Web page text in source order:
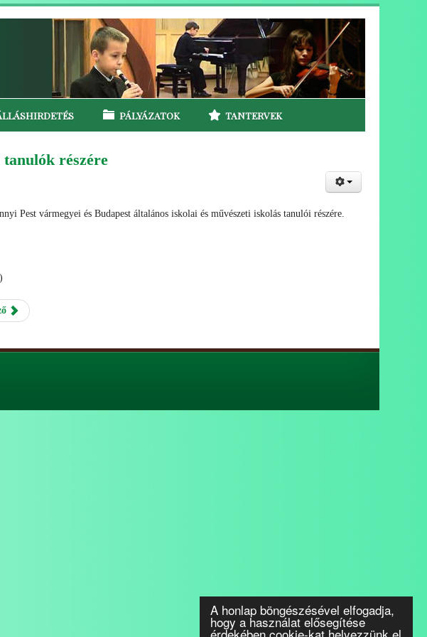
A honlap böngészésével elfogadja,
hogy a használat elősegítése
PÁLYÁZATOK TANTERVEK
tanulók részére
Pest vármegyei és Budapest általános iskolai és művészeti iskolás tanulói részére.